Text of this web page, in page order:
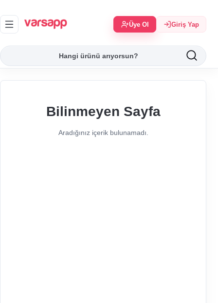
Üye Ol Giriş Yap
Bilinmeyen Sayfa
Aradığınız içerik bulunamadı.